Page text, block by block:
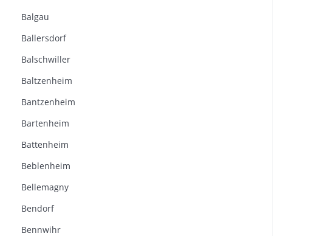
Balgau
Ballersdorf
Balschwiller
Baltzenheim
Bantzenheim
Bartenheim
Battenheim
Beblenheim
Bellemagny
Bendorf
Bennwihr